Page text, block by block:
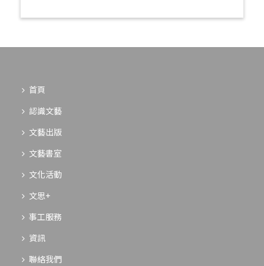
首頁
認識文藝
文藝出版
文藝書室
文化活動
文思+
事工服務
資訊
聯絡我們